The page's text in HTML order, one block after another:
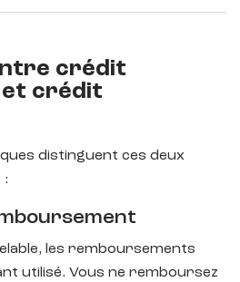
crédit
et crédit
distinguent ces deux
:
les remboursements
utilisé. Vous ne remboursez